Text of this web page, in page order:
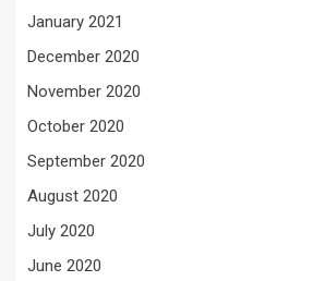
January 2021
December 2020
November 2020
October 2020
September 2020
August 2020
July 2020
June 2020